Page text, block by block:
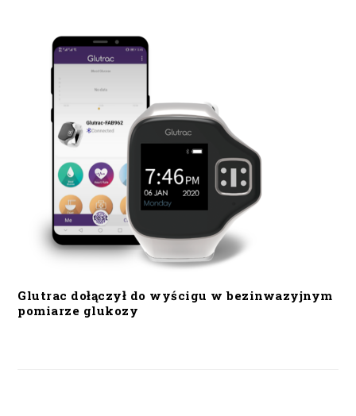
Glutrac dołączył do wyścigu w bezinwazyjnym
pomiarze glukozy